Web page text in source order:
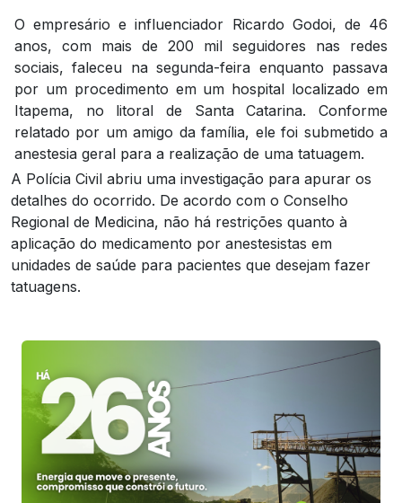
O empresário e influenciador Ricardo Godoi, de 46
anos, com mais de 200 mil seguidores nas redes
sociais, faleceu na segunda-feira enquanto passava
por um procedimento em um hospital localizado em
Itapema, no litoral de Santa Catarina. Conforme
relatado por um amigo da família, ele foi submetido a
anestesia geral para a realização de uma tatuagem.
A Polícia Civil abriu uma investigação para apurar os
detalhes do ocorrido. De acordo com o Conselho
Regional de Medicina, não há restrições quanto à
aplicação do medicamento por anestesistas em
unidades de saúde para pacientes que desejam fazer
tatuagens.